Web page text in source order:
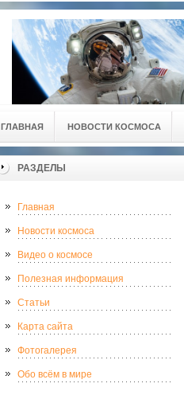
ГЛАВНАЯ НОВОСТИ КОСМОСА
РАЗДЕЛЫ
Главная
Новости космоса
Видео о космосе
Полезная информация
Статьи
Карта сайта
Фотогалерея
Обо всём в мире